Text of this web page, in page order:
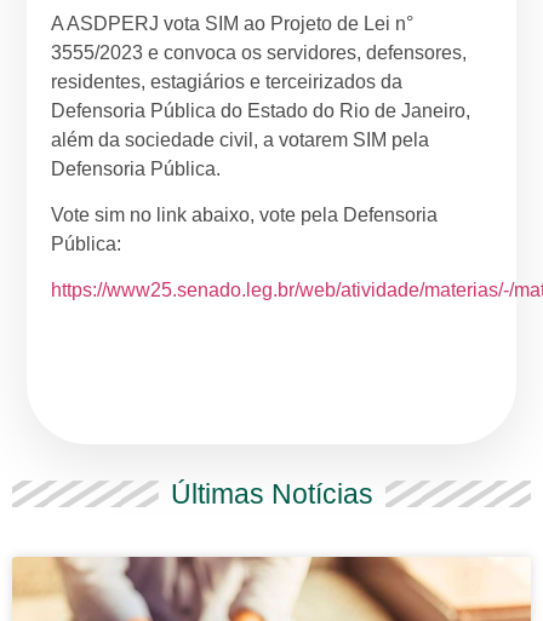
A ASDPERJ vota SIM ao Projeto de Lei n°
3555/2023 e convoca os servidores, defensores,
residentes, estagiários e terceirizados da
Defensoria Pública do Estado do Rio de Janeiro,
além da sociedade civil, a votarem SIM pela
Defensoria Pública.
Vote sim no link abaixo, vote pela Defensoria
Pública:
https://www25.senado.leg.br/web/atividade/materias/-/
Últimas Notícias